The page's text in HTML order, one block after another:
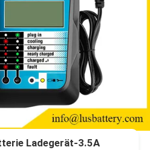
Ladegerät-3.5A